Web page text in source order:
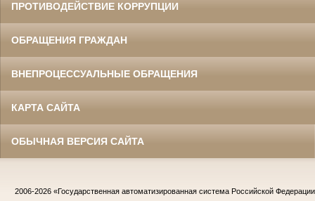
ПРОТИВОДЕЙСТВИЕ КОРРУПЦИИ
ОБРАЩЕНИЯ ГРАЖДАН
ВНЕПРОЦЕССУАЛЬНЫЕ ОБРАЩЕНИЯ
КАРТА САЙТА
ОБЫЧНАЯ ВЕРСИЯ САЙТА
2006-2026 «Государственная автоматизированная система Российской